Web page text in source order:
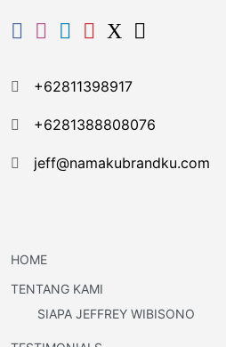
+62811398917
+6281388808076
jeff@namakubrandku.com
HOME
TENTANG KAMI
SIAPA JEFFREY WIBISONO